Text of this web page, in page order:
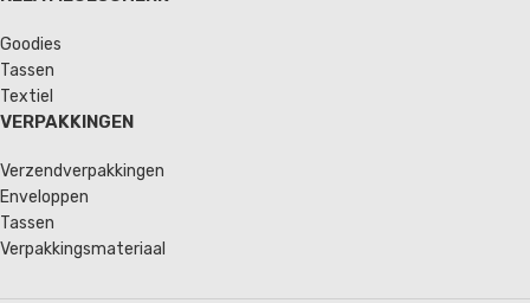
Goodies
Tassen
Textiel
VERPAKKINGEN
Verzendverpakkingen
Enveloppen
Tassen
Verpakkingsmateriaal